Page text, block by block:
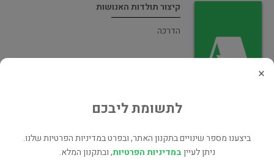
קיצור תולדות האנושות
הדרכה
היסטוריה
×
לתשומת ליבכם
ביצענו מספר שינויים בתקנון האתר, ובפרט במדיניות הפרטיות שלנו.
ניתן לעייןבמדיניות הפרטיות, ובתקנון המלא.